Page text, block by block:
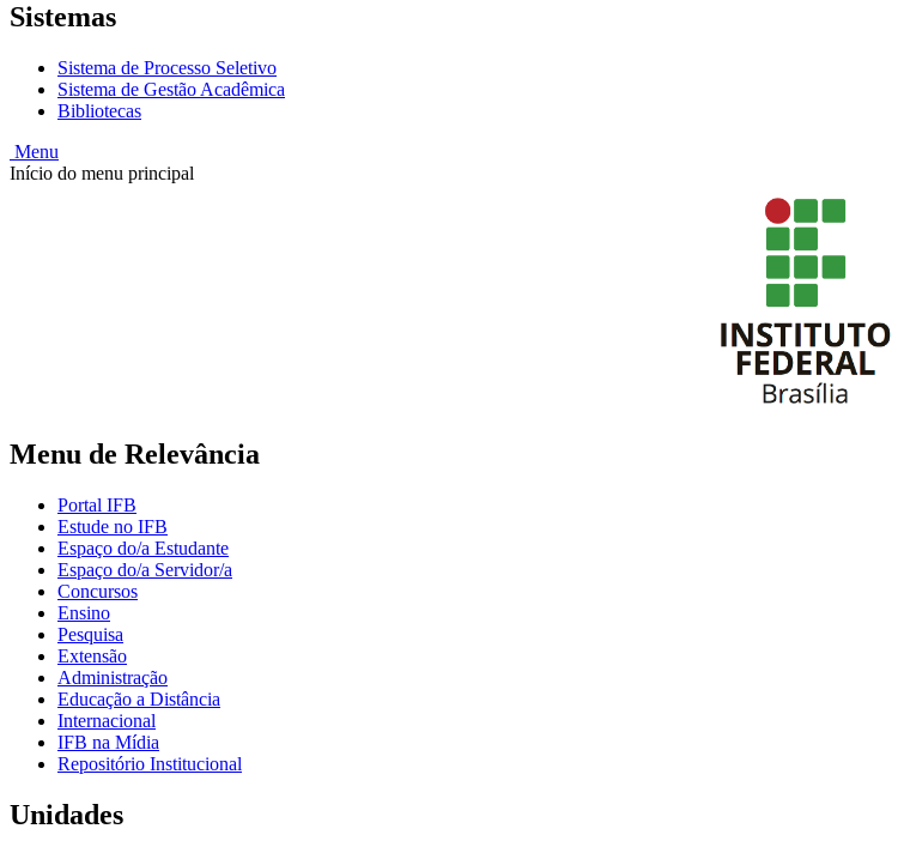
Sistemas
Sistema de Processo Seletivo
Sistema de Gestão Acadêmica
Bibliotecas
Menu
Início do menu principal
Menu de Relevância
Portal IFB
Estude no IFB
Espaço do/a Estudante
Espaço do/a Servidor/a
Concursos
Ensino
Pesquisa
Extensão
Administração
Educação a Distância
Internacional
IFB na Mídia
Repositório Institucional
Unidades